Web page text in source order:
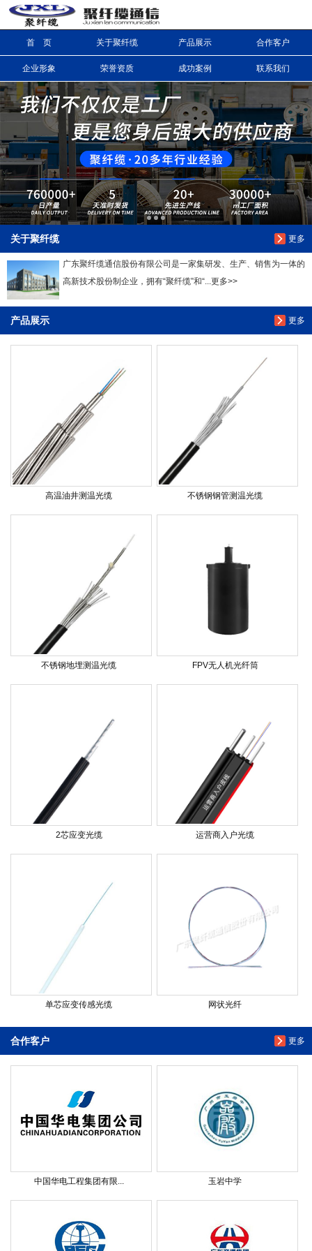
首 页 关于聚纤缆 产品展示 合作客户
企业形象 荣誉资质 成功案例 联系我们
更多
关于聚纤缆
广东聚纤缆通信股份有限公司是一家集研发、生产、销售为一体的
高新技术股份制企业，拥有“聚纤缆”和“...更多>>
更多
产品展示
高温油井测温光缆 不锈钢钢管测温光缆
不锈钢地埋测温光缆 FPV无人机光纤筒
2芯应变光缆 运营商入户光缆
单芯应变传感光缆 网状光纤
更多
合作客户
中国华电工程集团有限... 玉岩中学
信息搜索
搜索